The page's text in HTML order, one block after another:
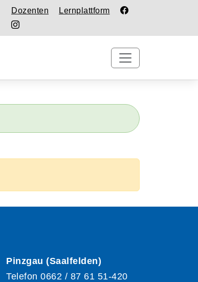
Dozenten Lernplattform
Pinzgau (Saalfelden)
Telefon 0662 / 87 61 51-420